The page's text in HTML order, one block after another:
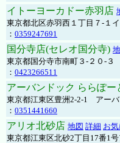
イトーヨーカドー赤羽店
東京都北区赤羽西１丁目７-１
： 0359247691
国分寺店(セレオ国分寺)
東京都国分寺市南町３-２０-３
： 0423266511
アーバンドック ららぽー
東京都江東区豊洲2-2-1 アー
： 0351441660
アリオ北砂店 地図 詳細 お
東京都江東区北砂2丁目17番1